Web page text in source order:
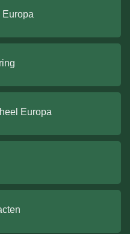
Europa
Europa